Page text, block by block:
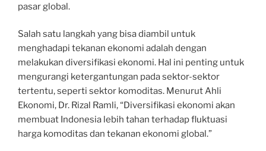
pasar global.
Salah satu langkah yang bisa diambil untuk
menghadapi tekanan ekonomi adalah dengan
melakukan diversifikasi ekonomi. Hal ini penting untuk
mengurangi ketergantungan pada sektor-sektor
tertentu, seperti sektor komoditas. Menurut Ahli
Ekonomi, Dr. Rizal Ramli, “Diversifikasi ekonomi akan
membuat Indonesia lebih tahan terhadap fluktuasi
harga komoditas dan tekanan ekonomi global.”